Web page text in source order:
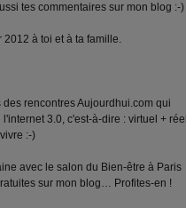
tes commentaires sur mon blog :-)
à toi et à ta famille.
rencontres Aujourdhui.com qui
3.0, c'est-à-dire : virtuel + réel
:-)
avec le salon du Bien-être à Paris
sur mon blog… Profites-en !